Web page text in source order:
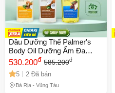
Dầu Dưỡng Thể Palmer's
Body Oil Dưỡng Ẩm Đa
Năng 250ml - Dưỡng Da
Mềm Mại, An Toàn Cho Mọi
Loại Da
530.200đ 585.200đ
5 2 Đã bán
Bà Rịa - Vũng Tàu